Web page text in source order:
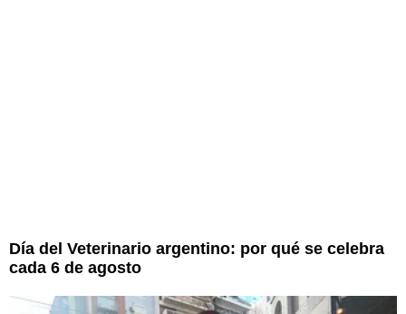
Día del Veterinario argentino: por qué se celebra
cada 6 de agosto